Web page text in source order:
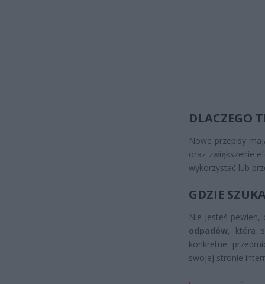
DLACZEGO
Nowe przepisy
oraz zwiększenie
wykorzystać lub
GDZIE
Nie jesteś
odpadów, która
konkretne
swojej stronie